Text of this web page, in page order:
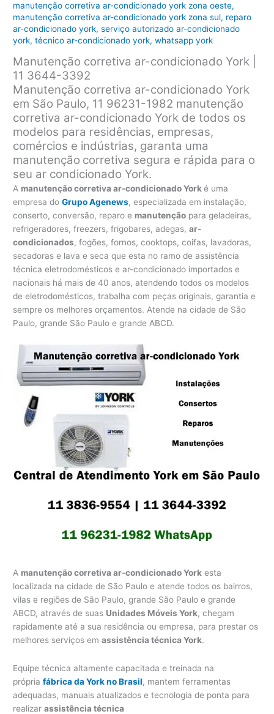
manutenção corretiva ar-condicionado york zona oeste,
manutenção corretiva ar-condicionado york zona sul, reparo
ar-condicionado york,serviço autorizado ar-condicionado
york,técnico ar-condicionado york,whatsapp york
Manutenção corretiva ar-condicionado York |
11 3644-3392
Manutenção corretiva ar-condicionado York
em São Paulo, 11 96231-1982 manutenção
corretiva ar-condicionado York de todos os
modelos para residências, empresas,
comércios e indústrias, garanta uma
manutenção corretiva segura e rápida para o
seu ar condicionado York.
A manutenção corretiva ar-condicionado Yorké uma
empresa doGrupo Agenews, especializada em instalação,
conserto, conversão, reparo e manutenção para geladeiras,
refrigeradores, freezers, frigobares, adegas,ar-
condicionados, fogões, fornos, cooktops, coifas, lavadoras,
secadoras e lava e seca que esta no ramo de assistência
técnica eletrodomésticos e ar-condicionado importados e
nacionais há mais de 40 anos, atendendo todos os modelos
de eletrodomésticos, trabalha com peças originais, garantia e
sempre os melhores orçamentos. Atende na cidade de São
Paulo, grande São Paulo e grande ABCD.
A manutenção corretiva ar-condicionado York esta
localizada na cidade de São Paulo e atende todos os bairros,
vilas e regiões de São Paulo, grande São Paulo e grande
ABCD, através de suas Unidades Móveis York, chegam
rapidamente até a sua residência ou empresa, para prestar os
melhores serviços emassistência técnica York.
Equipe técnica altamente capacitada e treinada na
própriafábrica da York no Brasil, mantem ferramentas
adequadas, manuais atualizados e tecnologia de ponta para
realizarassistência técnica